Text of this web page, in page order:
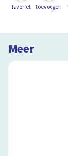
favoriet toevoegen
Meer